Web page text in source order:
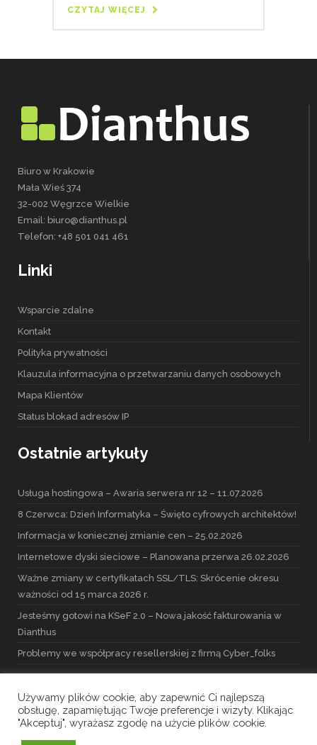
CZYTAJ WIĘCEJ
Biuro w Krakowie
Mała Wieś 374
32-002 Węgrzce Wielkie
Email: biuro@dianthus.pl
Telefon: +48 501 041 461
Linki
Wsparcie zdalne
Kontakt
Polityka prywatności
Klauzula informacyjna o przetwarzaniu danych osobowych
Mapa Klientów
Status blokad adresów IP
Ostatnie artykuły
Usługa hostingowa – Awaria serwera nr 12 – 11.07.2026
8 Czerwca: Dzień Informatyka – Święto cyfrowych architektów!
Informacja w koniecznej zmianie cen – 25.02.2026
Internetowe dyski sieciowe – Planowana przerwa 26.02.2026
Ważne zmiany w certyfikatach SSL/TLS: Skrócenie okresu
ważności od 15 marca 2026 r.
Jesteśmy gotowi na KSeF 2.0 – Nowa jakość fakturowania w
Dianthus
Problemy we współpracy resellerskiej z firmą Cyber_folks
Używamy plików cookie, aby zapewnić Ci najlepszą
obsługę, zapamiętując Twoje preferencje i wizyty. Klikając
"Akceptuj", wyrażasz zgodę na użycie plików cookie.